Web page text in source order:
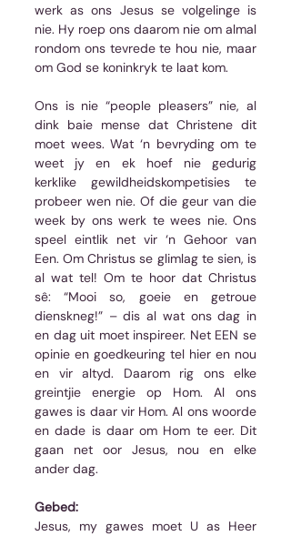
werk as ons Jesus se volgelinge is
nie. Hy roep ons daarom nie om almal
rondom ons tevrede te hou nie, maar
om God se koninkryk te laat kom.
Ons is nie “people pleasers” nie, al
dink baie mense dat Christene dit
moet wees. Wat ‘n bevryding om te
weet jy en ek hoef nie gedurig
kerklike gewildheidskompetisies te
probeer wen nie. Of die geur van die
week by ons werk te wees nie. Ons
speel eintlik net vir ‘n Gehoor van
Een. Om Christus se glimlag te sien, is
al wat tel! Om te hoor dat Christus
sê: “Mooi so, goeie en getroue
dienskneg!” – dis al wat ons dag in
en dag uit moet inspireer. Net EEN se
opinie en goedkeuring tel hier en nou
en vir altyd. Daarom rig ons elke
greintjie energie op Hom. Al ons
gawes is daar vir Hom. Al ons woorde
en dade is daar om Hom te eer. Dit
gaan net oor Jesus, nou en elke
ander dag.
Gebed:
Jesus, my gawes moet U as Heer